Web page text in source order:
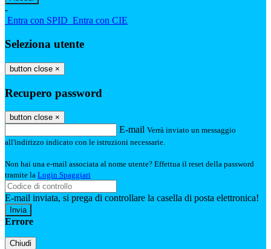
-
Entra con SPID Entra con CIE
Seleziona utente
button close ×
Recupero password
button close ×
E-mail Verrà inviato un messaggio
all'indirizzo indicato con le istruzioni necessarie.
Non hai una e-mail associata al nome utente? Effettua il reset della password
tramite la Login Spaggiari
E-mail inviata, si prega di controllare la casella di posta elettronica!
Errore
Chiudi